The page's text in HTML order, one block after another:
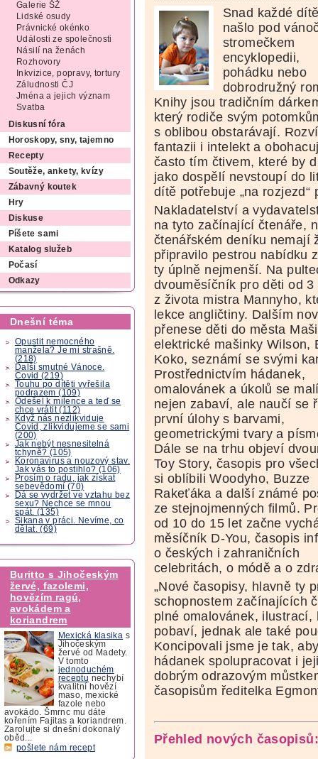
Galerie ŠŽ
Lidské osudy
Právnické okénko
Události ze společnosti
Násilí na ženách
Rozhovory
Inkvizice, popravy, tortury
Záludnosti ČJ
Jména a jejich význam
Svatba
Diskusní fóra
Horoskopy, sny, tajemno
Recepty
Soutěže, ankety, kvízy
Zábavný koutek
Hry
Diskuse
Píšete sami
Katalog služeb
Počasí
Odkazy
Dnešní téma
Opustit nemocného
manžela? Je mi strašně.
(218)
Další smutné Vánoce.
Covid (219)
Touhu po dítěti vyřešila
podrazem (109)
Odešel k milence a teď se
chce vrátit (112)
Když nás nezlikviduje
Covid, zlikvidujeme se sami
(200)
Jak nebýt nesnesitelná
tchyně? (105)
Koronavirus a nouzový stav.
Jak vás to postihlo? (106)
Prosím o radu, jak získat
sebevědomí (70)
Dá se vydržet ve vztahu bez
sexu? Nechce se mnou
spát. (135)
Šikana v práci. Nevíme, co
dělat. (69)
Buritto s Jihočeským
žervé, fazolemi,
hovězím ragú,
avokádem a
koriandrem
Mexická klasika s
Jihočeským
žervé od Madety.
V tomto
jednoduchém
receptu nechybí
kvalitní hovězí
maso, mexické
fazole nebo
avokádo. Šmrnc mu dáte
kořením Fajitas a koriandrem.
Zarolujte si dnešní dokonalý
oběd...
pošlete nám recept
Snad každé
našlo pod
stromečkem
encyklopedii,
pohádku nebo
dobrodružný
Knihy jsou tradičním
který rodiče svým
s oblibou obstarávají.
fantazii i intelekt a
často tím čtivem, které by
jako dospělí nevstoupí do
dítě potřebuje „na
Nakladatelství a
na tyto začínající čtenáře,
čtenářském deníku nemají
připravilo pestrou nabídku
ty úplně nejmenší. Na
dvouměsíčník pro děti od
z života mistra Mannyho,
lekce angličtiny. Dalším
přenese děti do města
elektrické mašinky Wilson,
Koko, seznámí se svými
Prostřednictvím hádanek,
omalovánek a úkolů se
nejen zabaví, ale naučí se
první úlohy s barvami,
geometrickými tvary a
Dále se na trhu objeví
Toy Story, časopis pro
si oblíbili Woodyho, Buzze
Rakeťáka a další známé
ze stejnojmenných filmů.
od 10 do 15 let začne
měsíčník D-You, časopis
o českých i zahraničních
celebritách, o módě a o
„Nové časopisy, hlavně ty
schopnostem začínajících
plné omalovánek,
pobaví, jednak ale také
Koncipovali jsme je tak,
hádanek spolupracovat i
dobrým odrazovým
časopisům ředitelka
Přehled nových